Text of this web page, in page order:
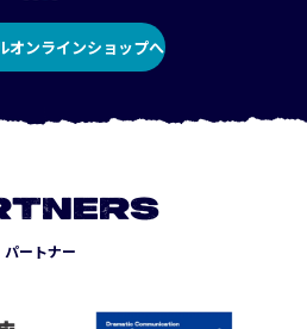
オンラインショップへ
パートナー